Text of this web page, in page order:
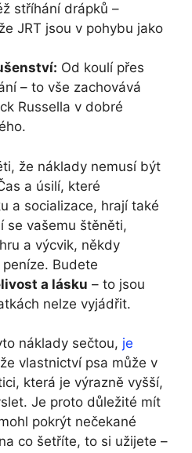
stříhání drápků –
JRT jsou v pohybu jako
Od koulí přes
– to vše zachovává
Russella v dobré
že náklady nemusí být
a úsilí, které
a socializace, hrají také
se vašemu štěněti,
a výcvik, někdy
Budete
a lásku – to jsou
nelze vyjádřit.
náklady sečtou, je
vlastnictví psa může v
která je výrazně vyšší,
Je proto důležité mít
pokrýt nečekané
co šetříte, to si užijete –